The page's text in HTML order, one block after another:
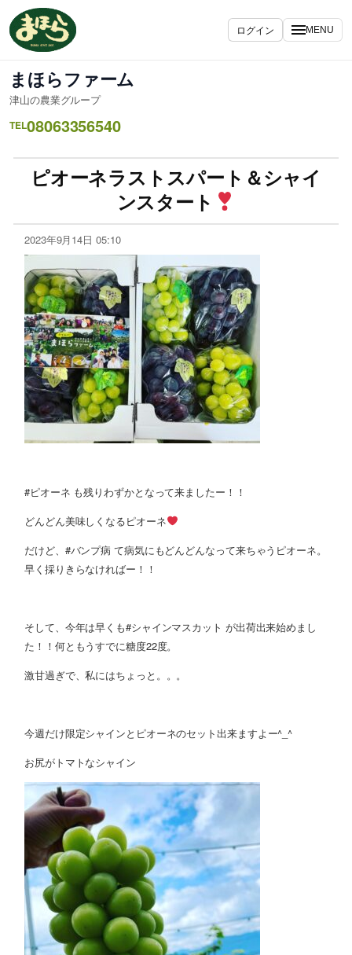
ログイン MENU
まほらファーム
津山の農業グループ
TEL08063356540
ピオーネラストスパート＆シャイ
ンスタート
2023年9月14日 05:10
#ピオーネ も残りわずかとなって来ましたー！！
どんどん美味しくなるピオーネ
だけど、#バンプ病 て病気にもどんどんなって来ちゃうピオーネ。
早く採りきらなければー！！
そして、今年は早くも#シャインマスカット が出荷出来始めまし
た！！何ともうすでに糖度22度。
激甘過ぎで、私にはちょっと。。。
今週だけ限定シャインとピオーネのセット出来ますよー^_^
お尻がトマトなシャイン